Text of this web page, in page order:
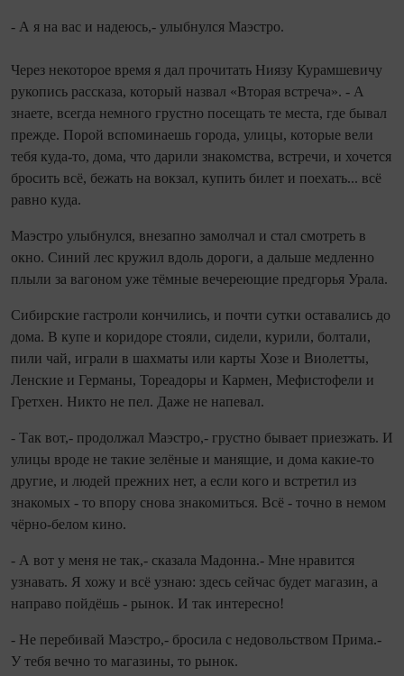
- А я на вас и надеюсь,- улыбнулся Маэстро.
Через некоторое время я дал прочитать Ниязу Курамшевичу
рукопись рассказа, который назвал «Вторая встреча». - А
знаете, всегда немного грустно посещать те места, где бывал
прежде. Порой вспоминаешь города, улицы, которые вели
тебя куда-то, дома, что дарили знакомства, встречи, и хочется
бросить всё, бежать на вокзал, купить билет и поехать... всё
равно куда.
Маэстро улыбнулся, внезапно замолчал и стал смотреть в
окно. Синий лес кружил вдоль дороги, а дальше медленно
плыли за вагоном уже тёмные вечереющие предгорья Урала.
Сибирские гастроли кончились, и почти сутки оставались до
дома. В купе и коридоре стояли, сидели, курили, болтали,
пили чай, играли в шахматы или карты Хозе и Виолетты,
Ленские и Германы, Тореадоры и Кармен, Мефистофели и
Гретхен. Никто не пел. Даже не напевал.
- Так вот,- продолжал Маэстро,- грустно бывает приезжать. И
улицы вроде не такие зелёные и манящие, и дома какие-то
другие, и людей прежних нет, а если кого и встретил из
знакомых - то впору снова знакомиться. Всё - точно в немом
чёрно-белом кино.
- А вот у меня не так,- сказала Мадонна.- Мне нравится
узнавать. Я хожу и всё узнаю: здесь сейчас будет магазин, а
направо пойдёшь - рынок. И так интересно!
- Не перебивай Маэстро,- бросила с недовольством Прима.-
У тебя вечно то магазины, то рынок.